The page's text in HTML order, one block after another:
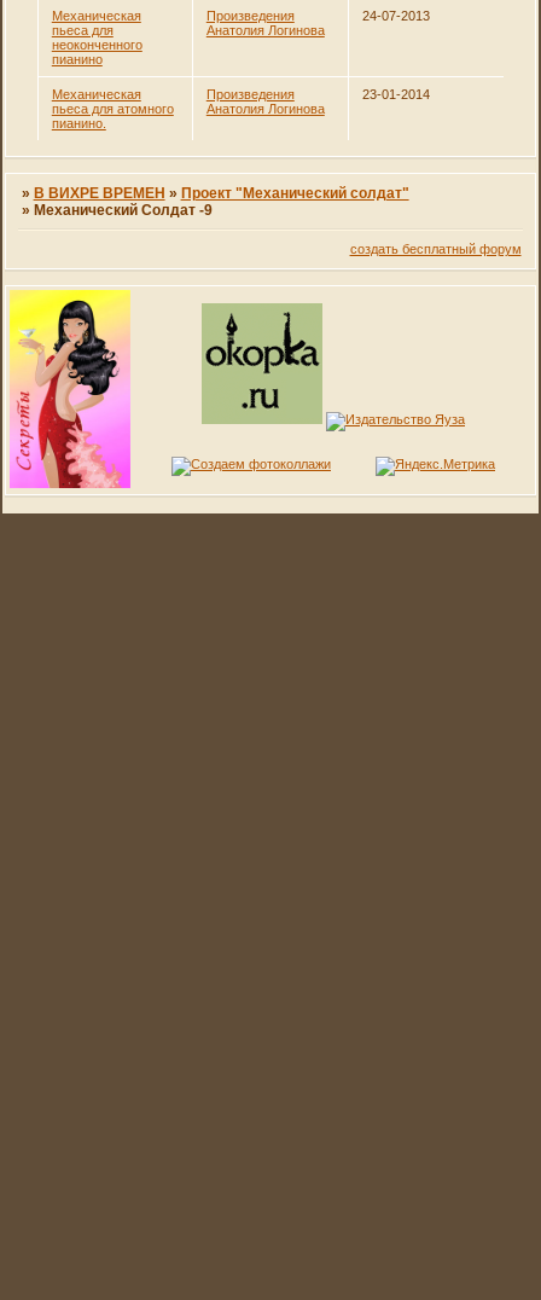
Механическая
пьеса для
неоконченного
пианино
Произведения
Анатолия Логинова
24-07-2013
Механическая
пьеса для атомного
пианино.
Произведения
Анатолия Логинова
23-01-2014
» В ВИХРЕ ВРЕМЕН » Проект "Механический солдат"
» Механический Солдат -9
создать бесплатный форум